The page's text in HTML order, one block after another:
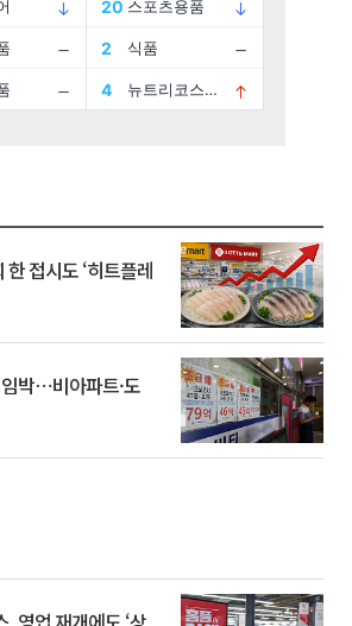
접시도 ‘히트플레
박⋯비아파트·도